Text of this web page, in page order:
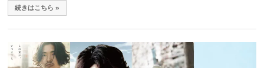
続きはこちら »